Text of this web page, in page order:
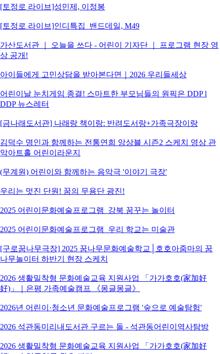
[토정로 라이브]성민제, 이정봉
[토정로 라이브]인디특집_밴드데일, M49
가산도서관 ｜ 오늘을 쓰다 - 어린이 기자단 ｜ 프로그램 현장 영
상 공개!
아이들에게 고민상담을 받아본다면｜2026 우리들세상
어린이날 눈치게임 종결! 스마트한 부모님들의 원픽은 DDP l
DDP 뉴스레터
[금나래도서관] 나래랑 책이랑: 반려도서랑+가족극장이랑
김덕수 명인과 함께하는 전통연희 앙상블 시즌2 스케치 영상 관
악아트홀 어린이라운지
(무계원) 어린이와 함께하는 음악극 '이야기 극장'
우리는 멋진 단원! 꿈의 무용단 광진!
2025 어린이문화예술프로그램_강북 꿈꾸는 놀이터
2025 어린이문화예술프로그램_우리 학교는 미술관
[구로꿈나무극장] 2025 꿈나무문화예술학교│호호아줌마의 꿈
나무놀이터 하반기 현장 스케치
2026 생활밀착형 문화예술교육 지원사업 「가가호호(家加好
好)」｜은평 가족예술캠프 《몽글몽글》
2026년 어린이·청소년 문화예술프로그램 '숲으로 예술탐험'
2026 석관동미리내도서관 구르는 돌 - 석관동어린이역사탐방
2026 생활밀착형 문화예술교육 지원사업 「가가호호(家加好